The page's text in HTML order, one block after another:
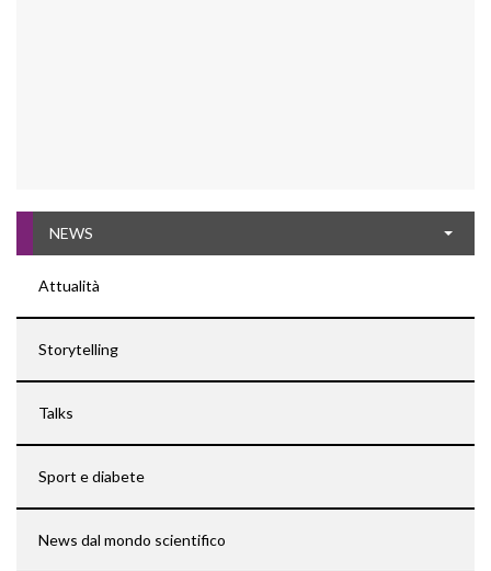
NEWS
Attualità
Storytelling
Talks
Sport e diabete
News dal mondo scientifico